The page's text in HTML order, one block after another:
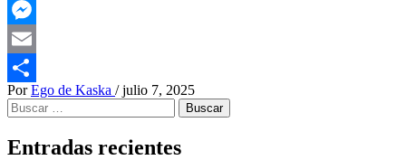
Telegram
Messenger
Email
Compartir
Por Ego de Kaska / julio 7, 2025
Buscar:
Entradas recientes